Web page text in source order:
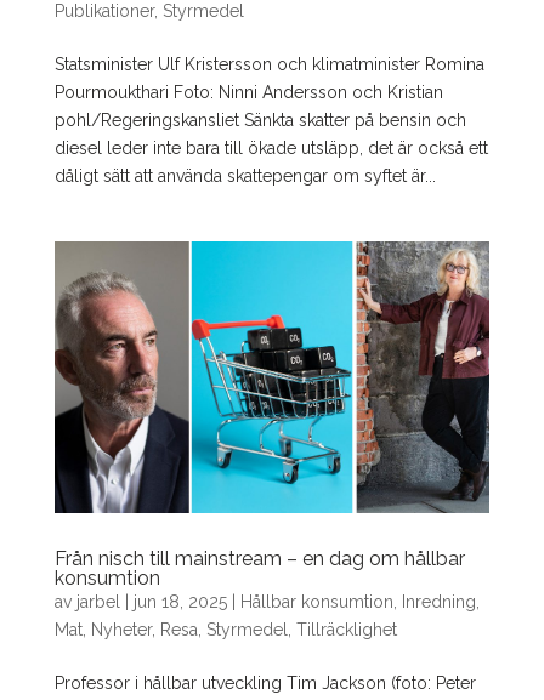
Publikationer, Styrmedel
Statsminister Ulf Kristersson och klimatminister Romina
Pourmoukthari Foto: Ninni Andersson och Kristian
pohl/Regeringskansliet Sänkta skatter på bensin och
diesel leder inte bara till ökade utsläpp, det är också ett
dåligt sätt att använda skattepengar om syftet är...
Från nisch till mainstream – en dag om hållbar
konsumtion
av jarbel| jun 18, 2025| Hållbar konsumtion, Inredning,
Mat, Nyheter, Resa, Styrmedel, Tillräcklighet
Professor i hållbar utveckling Tim Jackson (foto: Peter